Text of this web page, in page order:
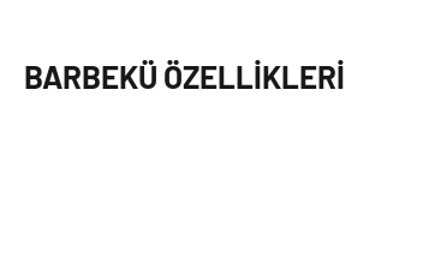
BARBEKÜ ÖZELLIKLERI